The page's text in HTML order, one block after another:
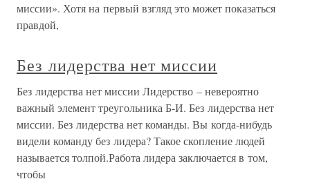
миссии». Хотя на первый взгляд это может показаться
правдой,
Без лидерства нет миссии
Без лидерства нет миссии Лидерство – невероятно
важный элемент треугольника Б-И. Без лидерства нет
миссии. Без лидерства нет команды. Вы когда-нибудь
видели команду без лидера? Такое скопление людей
называется толпой.Работа лидера заключается в том,
чтобы